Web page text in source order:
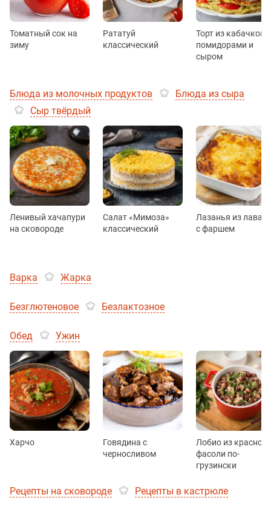
Томатный сок на
зиму
Рататуй
классический
Торт из кабачков с
помидорами и
сыром
Блюда из молочных продуктов
Блюда из сыра
Сыр твёрдый
Ленивый хачапури
на сковороде
Салат «Мимоза»
классический
Лазанья из
с фаршем
Варка Жарка
Безглютеновое Безлактозное
Обед Ужин
Харчо
Говядина с
черносливом
Лобио из красной
фасоли по-
грузински
Рецепты на сковороде Рецепты в кастрюле